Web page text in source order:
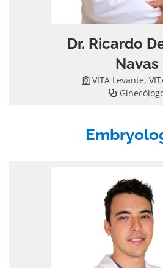
Dr. Ricardo
Navas
VITA Levante,